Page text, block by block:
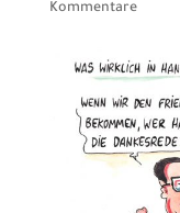
Kommentare